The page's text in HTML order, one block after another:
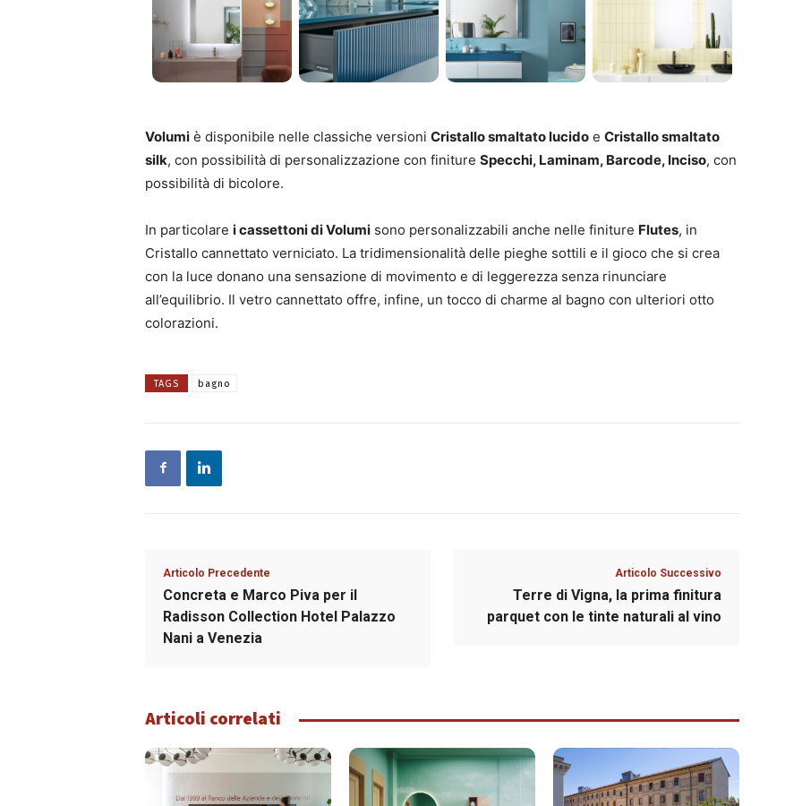
Volumi è disponibile nelle classiche versioni Cristallo smaltato lucido e Cristallo smaltato
silk, con possibilità di personalizzazione con finiture Specchi, Laminam, Barcode, Inciso, con
possibilità di bicolore.
In particolare i cassettoni di Volumi sono personalizzabili anche nelle finiture Flutes, in
Cristallo cannettato verniciato. La tridimensionalità delle pieghe sottili e il gioco che si crea
con la luce donano una sensazione di movimento e di leggerezza senza rinunciare
all’equilibrio. Il vetro cannettato offre, infine, un tocco di charme al bagno con ulteriori otto
colorazioni.
TAGS bagno
Articolo Precedente
Concreta e Marco Piva per il
Radisson Collection Hotel Palazzo
Nani a Venezia
Articolo Successivo
Terre di Vigna, la prima finitura
parquet con le tinte naturali al vino
Articoli correlati